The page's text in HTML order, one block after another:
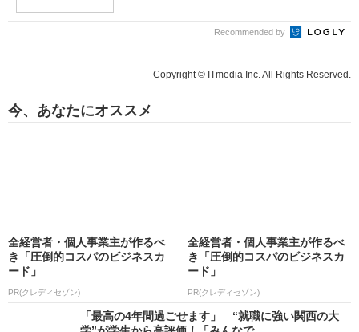
Recommended by
Copyright © ITmedia Inc. All Rights Reserved.
今、あなたにオススメ
全経営者・個人事業主が作るべ
き「圧倒的コスパのビジネスカ
ード」
PR(クレディセゾン)
全経営者・個人事業主が作るべ
き「圧倒的コスパのビジネスカ
ード」
PR(クレディセゾン)
「最高の4年間過ごせます」 “就職に強い関西の大